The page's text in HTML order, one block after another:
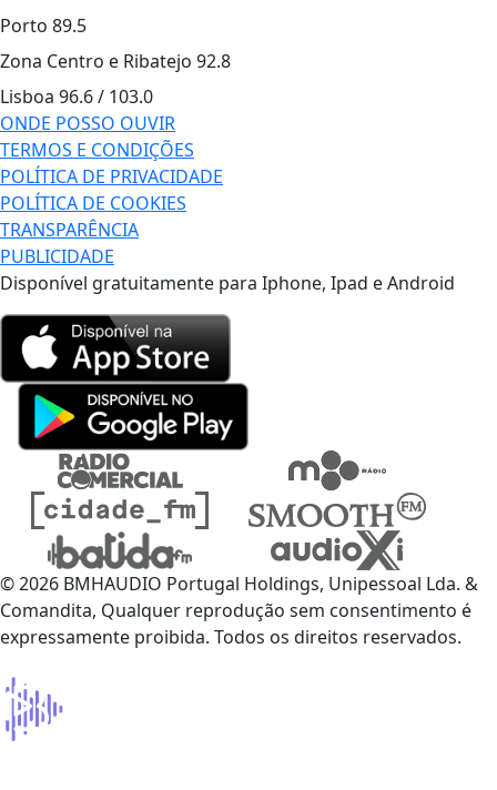
Porto 89.5
Zona Centro e Ribatejo 92.8
Lisboa 96.6 / 103.0
ONDE POSSO OUVIR
TERMOS E CONDIÇÕES
POLÍTICA DE PRIVACIDADE
POLÍTICA DE COOKIES
TRANSPARÊNCIA
PUBLICIDADE
Disponível gratuitamente para Iphone, Ipad e Android
© 2026 BMHAUDIO Portugal Holdings, Unipessoal Lda. &
Comandita, Qualquer reprodução sem consentimento é
expressamente proibida. Todos os direitos reservados.